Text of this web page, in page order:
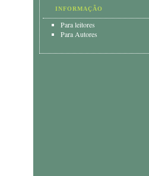
INFORMAÇÃO
Para leitores
Para Autores